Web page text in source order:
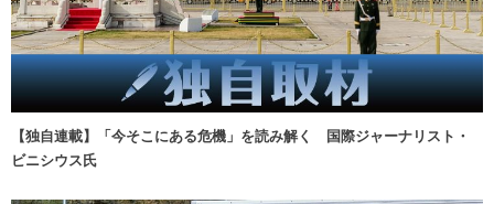
【独自連載】「今そこにある危機」を読み解く 国際ジャーナリスト・
ビニシウス氏